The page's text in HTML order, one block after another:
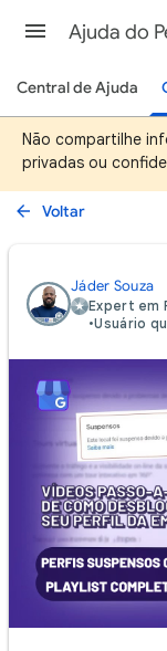
Central de Ajuda
Não compartilhe
privadas ou
Voltar
Jáder Souza
Expert em
•Usuário